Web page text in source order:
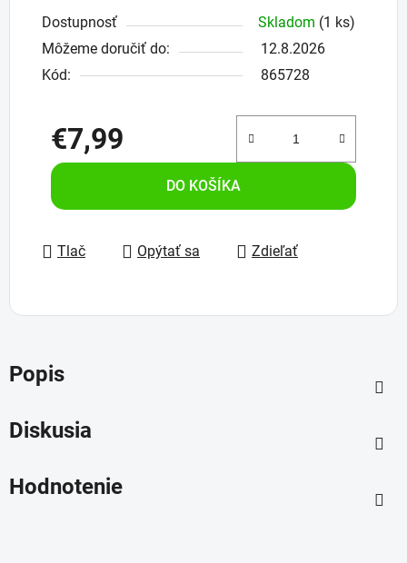
Dostupnosť Skladom (1 ks)
Môžeme doručiť do:
12.8.2026
Kód:
865728
€7,99
Jednotková cena:
DO KOŠÍKA
Tlač Opýtať sa Zdieľať
Popis
Diskusia
Hodnotenie